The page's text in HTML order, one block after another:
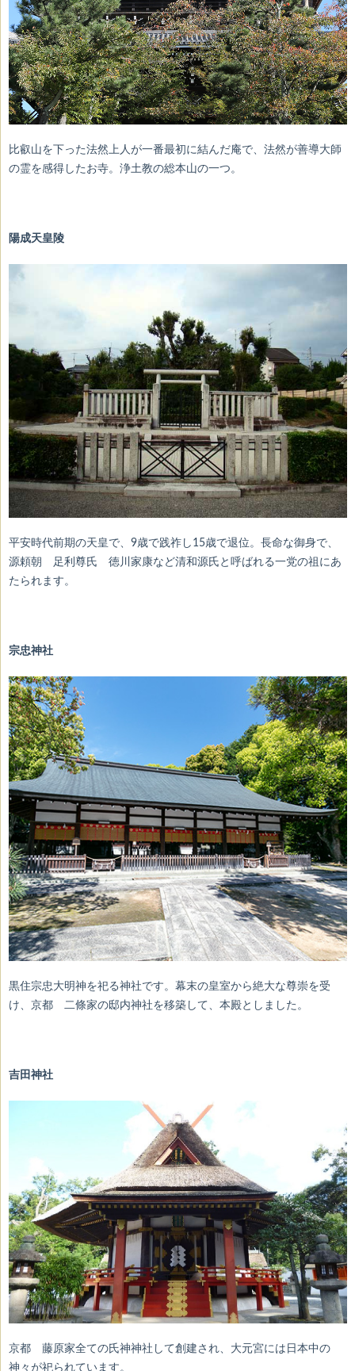
比叡山を下った法然上人が一番最初に結んだ庵で、法然が善導大師
の霊を感得したお寺。浄土教の総本山の一つ。
陽成天皇陵
平安時代前期の天皇で、9歳で践祚し15歳で退位。長命な御身で、
源頼朝 足利尊氏 徳川家康など清和源氏と呼ばれる一党の祖にあ
たられます。
宗忠神社
黒住宗忠大明神を祀る神社です。幕末の皇室から絶大な尊崇を受
け、京都 二條家の邸内神社を移築して、本殿としました。
吉田神社
京都 藤原家全ての氏神神社して創建され、大元宮には日本中の
神々が祀られています。